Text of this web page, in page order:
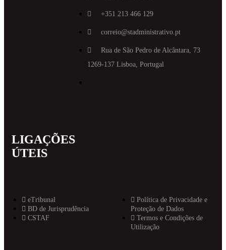
+351 213 466 129
correio@stadministrativo.pt
Rua de São Pedro de Alcântara, 73
1269-137 Lisboa, Portugal
LIGAÇÕES
ÚTEIS
eTribunal
BD de Jurisprudência
CSTAF
Política de Privacidade e
Proteção de Dados
Termos e Condições de
Utilização